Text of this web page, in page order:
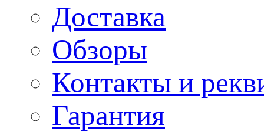
Доставка
Обзоры
Контакты и
Гарантия